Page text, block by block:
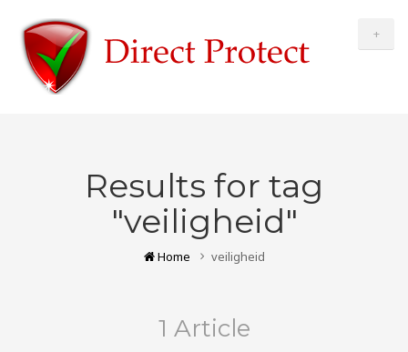
+
Results for tag
"veiligheid"
Home veiligheid
1 Article